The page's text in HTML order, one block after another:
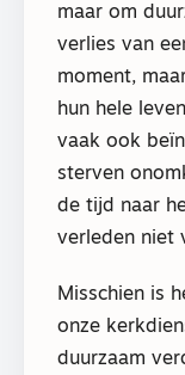
maar om
verlies van
moment,
hun hele
vaak ook
sterven
de tijd naar
verleden niet
Misschien is
onze
duurzaam